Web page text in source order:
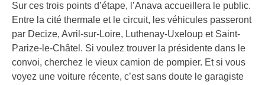
Sur ces trois points d’étape, l’Anava accueillera le public.
Entre la cité thermale et le circuit, les véhicules passeront
par Decize, Avril-sur-Loire, Luthenay-Uxeloup et Saint-
Parize-le-Châtel. Si voulez trouver la présidente dans le
convoi, cherchez le vieux camion de pompier. Et si vous
voyez une voiture récente, c’est sans doute le garagiste